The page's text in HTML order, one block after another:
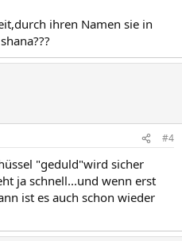
ihren Namen sie in
#4
"geduld"wird sicher
ja schnell...und wenn erst
ist es auch schon wieder